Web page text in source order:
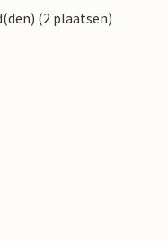
(2 plaatsen)